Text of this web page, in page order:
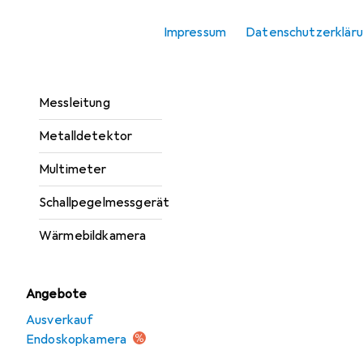
Impressum
Laserentfernungsmesser
Messleitung
Metalldetektor
Multimeter
Schallpegelmessgerät
Wärmebildkamera
Angebote
Ausverkauf
Endoskopkamera